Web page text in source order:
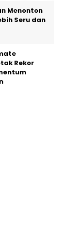
Menonton
Seru dan
Rekor